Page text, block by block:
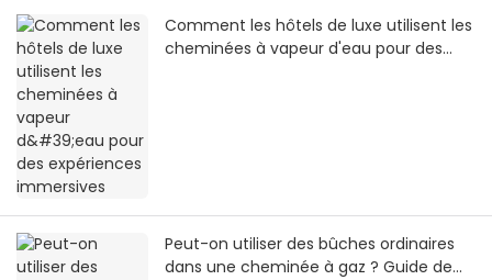
Comment les hôtels de luxe utilisent les
cheminées à vapeur d'eau pour des
Peut-on utiliser des bûches ordinaires
dans une cheminée à gaz ? Guide de